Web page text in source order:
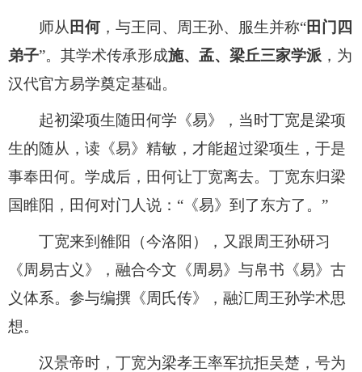
师从 田何，与王同、周王孙、服生并称“田门四
弟子”。其学术传承形成施、孟、梁丘三家学派 ，为
汉代官方易学奠定基础。
起初梁项生随田何学《易》，当时丁宽是梁项
生的随从，读《易》精敏，才能超过梁项生，于是
事奉田何。学成后，田何让丁宽离去。丁宽东归梁
国睢阳，田何对门人说：“《易》到了东方了。”
丁宽来到雒阳（今洛阳），又跟周王孙研习
《周易古义》，融合今文《周易》与帛书《易》古
义体系。参与编撰《周氏传》，融汇周王孙学术思
想。
汉景帝时，丁宽为梁孝王率军抗拒吴楚，号为